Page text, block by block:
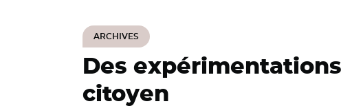
ARCHIVES
Des
citoyen